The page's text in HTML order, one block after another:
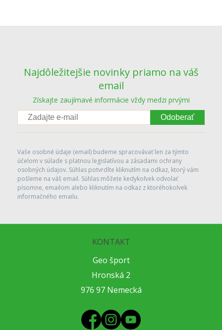
Najdôležitejšie novinky priamo na váš
email
Získajte zaujímavé informácie vždy medzi prvými
Odoberať
Vaše osobné údaje (email) budeme spracovávať len za týmto
účelom v súlade s platnou legislatívou a zásadami ochrany
osobných údajov. Súhlas potvrdíte kliknutím na odkaz, ktorý vám
pošleme na váš email. Súhlas môžete kedykoľvek odvolať
písomne, emailom alebo kliknutím na odkaz z ktoréhokoľvek
informačného emailu.
KONTAKT
Geo šport
Hronská 2
976 97 Nemecká